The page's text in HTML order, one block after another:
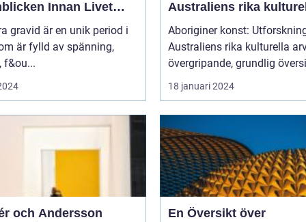
Innan Livet
gravid är en unik period i
är fylld av spänning,
f&ou...
Australiens rika
arv
Aboriginer konst:
Australiens rika kulturella arv
övergripande, grundlig
18 januari 2024
och Andersson
En Översikt över